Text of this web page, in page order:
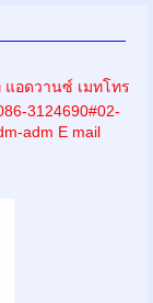
อดวานซ์ เมทโทร
3124690#02-
adm E mail